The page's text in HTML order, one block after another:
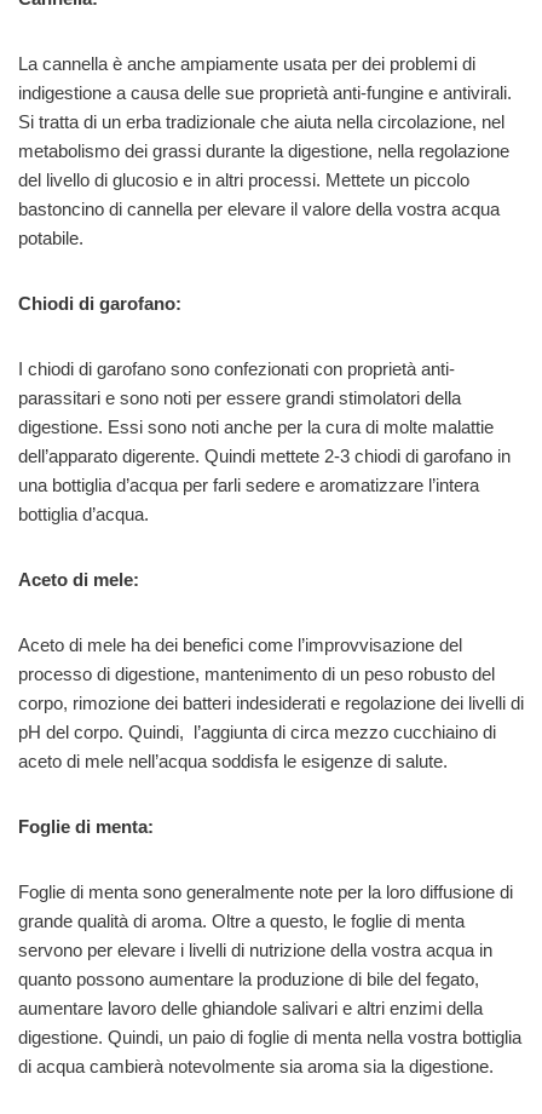
La cannella è anche ampiamente usata per dei problemi di
indigestione a causa delle sue proprietà anti-fungine e antivirali.
Si tratta di un erba tradizionale che aiuta nella circolazione, nel
metabolismo dei grassi durante la digestione, nella regolazione
del livello di glucosio e in altri processi. Mettete un piccolo
bastoncino di cannella per elevare il valore della vostra acqua
potabile.
Chiodi di garofano:
I chiodi di garofano sono confezionati con proprietà anti-
parassitari e sono noti per essere grandi stimolatori della
digestione. Essi sono noti anche per la cura di molte malattie
dell’apparato digerente. Quindi mettete 2-3 chiodi di garofano in
una bottiglia d’acqua per farli sedere e aromatizzare l’intera
bottiglia d’acqua.
Aceto di mele:
Aceto di mele ha dei benefici come l’improvvisazione del
processo di digestione, mantenimento di un peso robusto del
corpo, rimozione dei batteri indesiderati e regolazione dei livelli di
pH del corpo. Quindi, l’aggiunta di circa mezzo cucchiaino di
aceto di mele nell’acqua soddisfa le esigenze di salute.
Foglie di menta:
Foglie di menta sono generalmente note per la loro diffusione di
grande qualità di aroma. Oltre a questo, le foglie di menta
servono per elevare i livelli di nutrizione della vostra acqua in
quanto possono aumentare la produzione di bile del fegato,
aumentare lavoro delle ghiandole salivari e altri enzimi della
digestione. Quindi, un paio di foglie di menta nella vostra bottiglia
di acqua cambierà notevolmente sia aroma sia la digestione.